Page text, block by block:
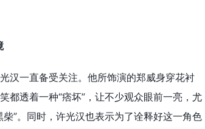
汉一直备受关注。他所饰演的郑威身穿花衬
都透着一种“痞坏”，让不少观众眼前一亮，尤
”。同时，许光汉也表示为了诠释好这一角色